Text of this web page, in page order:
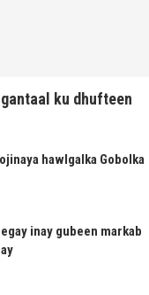
ku dhufteen
hawlgalka Gobolka
inay gubeen markab